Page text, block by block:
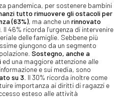
pandemica, per sostenere bambini
tutto rimuovere gli ostacoli per
(63%), ma anche un rinnovato
. Il 46% ricorda l’urgenza di intervenire
delle famiglie. Sebbene più
giungono da un segmento
Sostegno, anche a
ed una maggiore attenzione alle
e sui media, sono
su 3 . Il 30% ricorda inoltre come
importanza ai diritti di ragazzi e
esteso alle attività